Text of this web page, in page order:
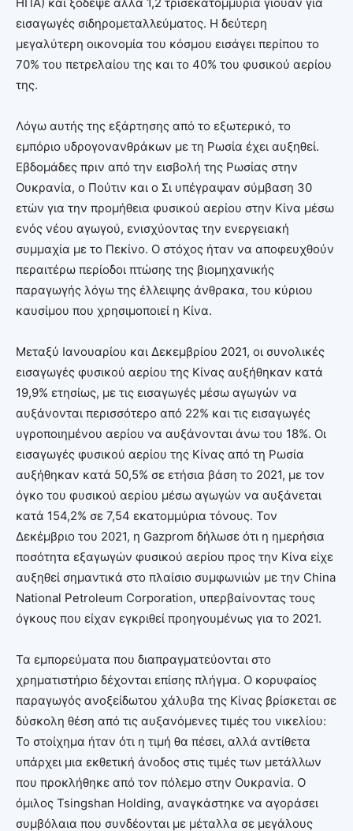
εισαγωγές σιδηρομεταλλεύματος. Η δεύτερη
μεγαλύτερη οικονομία του κόσμου εισάγει περίπου το
70% του πετρελαίου της και το 40% του φυσικού αερίου
της.
Λόγω αυτής της εξάρτησης από το εξωτερικό, το
εμπόριο υδρογονανθράκων με τη Ρωσία έχει αυξηθεί.
Εβδομάδες πριν από την εισβολή της Ρωσίας στην
Ουκρανία, ο Πούτιν και ο Σι υπέγραψαν σύμβαση 30
ετών για την προμήθεια φυσικού αερίου στην Κίνα μέσω
ενός νέου αγωγού, ενισχύοντας την ενεργειακή
συμμαχία με το Πεκίνο. Ο στόχος ήταν να αποφευχθούν
περαιτέρω περίοδοι πτώσης της βιομηχανικής
παραγωγής λόγω της έλλειψης άνθρακα, του κύριου
καυσίμου που χρησιμοποιεί η Κίνα.
Μεταξύ Ιανουαρίου και Δεκεμβρίου 2021, οι συνολικές
εισαγωγές φυσικού αερίου της Κίνας αυξήθηκαν κατά
19,9% ετησίως, με τις εισαγωγές μέσω αγωγών να
αυξάνονται περισσότερο από 22% και τις εισαγωγές
υγροποιημένου αερίου να αυξάνονται άνω του 18%. Οι
εισαγωγές φυσικού αερίου της Κίνας από τη Ρωσία
αυξήθηκαν κατά 50,5% σε ετήσια βάση το 2021, με τον
όγκο του φυσικού αερίου μέσω αγωγών να αυξάνεται
κατά 154,2% σε 7,54 εκατομμύρια τόνους. Τον
Δεκέμβριο του 2021, η Gazprom δήλωσε ότι η ημερήσια
ποσότητα εξαγωγών φυσικού αερίου προς την Κίνα είχε
αυξηθεί σημαντικά στο πλαίσιο συμφωνιών με την China
National Petroleum Corporation, υπερβαίνοντας τους
όγκους που είχαν εγκριθεί προηγουμένως για το 2021.
Τα εμπορεύματα που διαπραγματεύονται στο
χρηματιστήριο δέχονται επίσης πλήγμα. Ο κορυφαίος
παραγωγός ανοξείδωτου χάλυβα της Κίνας βρίσκεται σε
δύσκολη θέση από τις αυξανόμενες τιμές του νικελίου:
Το στοίχημα ήταν ότι η τιμή θα πέσει, αλλά αντίθετα
υπάρχει μια εκθετική άνοδος στις τιμές των μετάλλων
που προκλήθηκε από τον πόλεμο στην Ουκρανία. Ο
όμιλος Tsingshan Holding, αναγκάστηκε να αγοράσει
συμβόλαια που συνδέονται με μέταλλα σε μεγάλους